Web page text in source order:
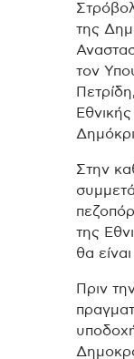
της
τον
Στην
της
θα
Πριν